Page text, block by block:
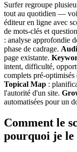
Surfer regroupe
tout au quotidien —
éditeur en ligne avec
de mots-clés et
: analyse approfondie
phase de cadrage.
page existante.
intent, difficulté,
complets pré-
Topical Map :
l'autorité d'un site.
automatisées pour un
Comment le
pourquoi je